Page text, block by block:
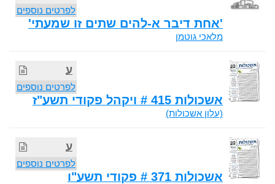
לפרטים נוספים
'אחת דיבר א-להים שתים זו שמעתי'
מלאכי גוטמן
ע
לפרטים נוספים
אשכולות 415 # ויקהל פקודי תשע"ז
(עלון אשכולות)
ע
לפרטים נוספים
אשכולות 371 # פקודי תשע"ו